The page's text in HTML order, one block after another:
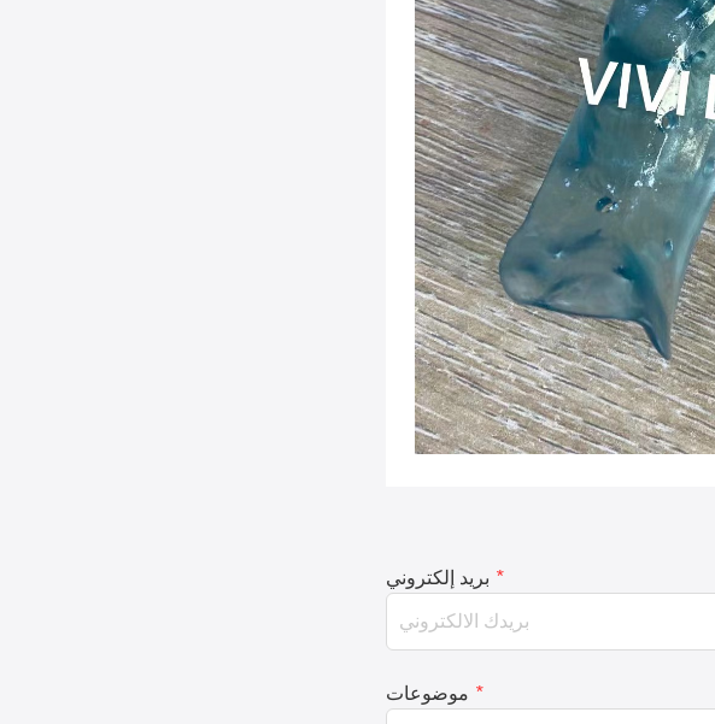
بريد إلكتروني *
موضوعات *